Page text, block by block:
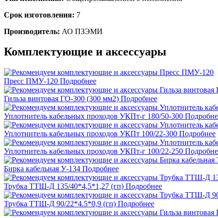
Срок изготовления: 7
Производитель: АО ПЗЭМИ
Комплектующие и аксессуары
Пресс ПМУ-120 Подробнее
Гильза винтовая ГО-300 (300 мм2) Подробнее
Уплотнитель кабельных проходов УКПт-г 180/50-300
Уплотнитель кабельных проходов УКПт 100/22-300 Подробнее
Уплотнитель кабельных проходов УКПт-г 100/22-250
Бирка кабельная У-134 Подробнее
Трубка ТТШ-Д 135/40*4,5*1,27 (гп) Подробнее
Трубка ТТШ-Д 90/22*4.5*0,9 (гп) Подробнее